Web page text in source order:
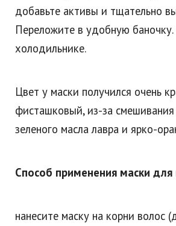
добавьте активы и тщательно
Переложите в удобную баночку.
холодильнике.
Цвет у маски получился очень
фисташковый, из-за
зеленого масла лавра и ярко-
Способ применения маски для
нанесите маску на корни волос